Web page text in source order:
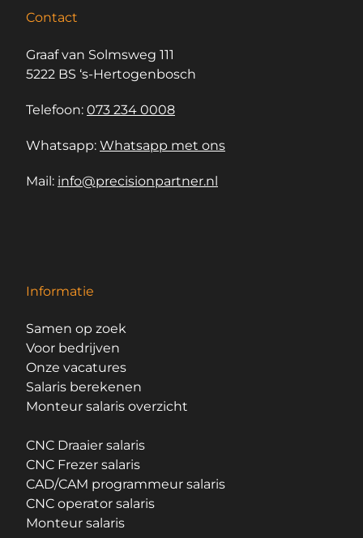
Contact
Graaf van Solmsweg 111
5222 BS ‘s-Hertogenbosch
Telefoon: 073 234 0008
Whatsapp: Whatsapp met ons
Mail: info@precisionpartner.nl
Informatie
Samen op zoek
Voor bedrijven
Onze vacatures
Salaris berekenen
Monteur salaris overzicht
CNC Draaier salaris
CNC Frezer salaris
CAD/CAM programmeur salaris
CNC operator salaris
Monteur salaris